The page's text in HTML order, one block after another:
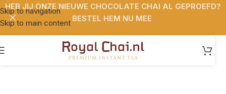
Skip to navigation
Skip to main content
HEB JIJ ONZE NIEUWE CHOCOLATE CHAI AL GEPROEFD?
BESTEL HEM NU MEE